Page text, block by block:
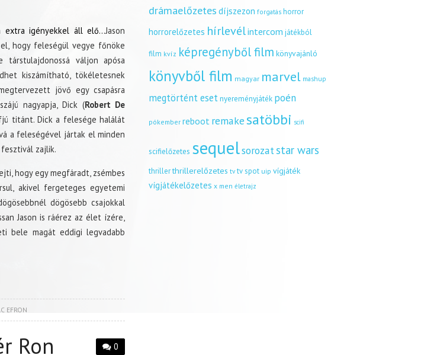
extra igényekkel áll elő…Jason
hogy feleségül vegye főnöke
társtulajdonossá váljon apósa
kiszámítható, tökéletesnek
jövő egy csapásra
nagyapja, Dick (Robert De
titánt. Dick a felesége halálát
a feleségével jártak el minden
zajlik.
hogy egy megfáradt, zsémbes
akivel fergeteges egyetemi
dögösebb csajokkal
Jason is ráérez az élet ízére,
bele magát eddigi legvadabb
EFRON
0
Ron
drámaelőzetes díjszezon forgatás horror
horrorelőzetes hírlevélintercom játékból
film kvíz képregényből film könyvajánló
könyvből film magyar marvel mashup
megtörtént esetnyereményjáték poén
pókember reboot remakesatöbbi scifi
scifielőzetes sequelsorozatstar wars
thrillerthrillerelőzetes tv tv spot uip vígjáték
vígjátékelőzetes x men életrajz